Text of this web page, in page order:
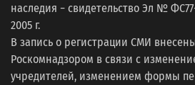
наследия − свидетельство Эл №
2005 г.
В запись о регистрации СМИ
Роскомнадзором в связи с
учредителей, изменением формы